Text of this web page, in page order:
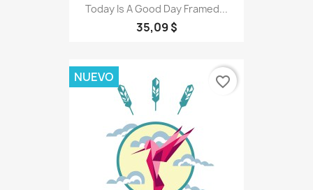
Today Is A Good Day Framed...
35,09 $
NUEVO favorite_border